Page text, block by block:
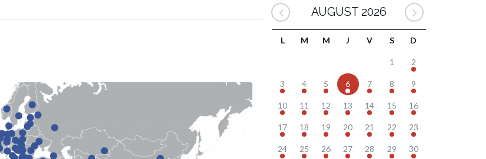
AUGUST 2026
L M M J V S D
1 2
3 4 5 6 7 8 9
10 11 12 13 14 15 16
17 18 19 20 21 22 23
24 25 26 27 28 29 30